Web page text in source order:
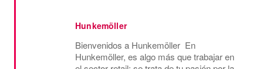
Hunkemöller
Bienvenidos a Hunkemöller En
Hunkemöller, es algo más que trabajar en